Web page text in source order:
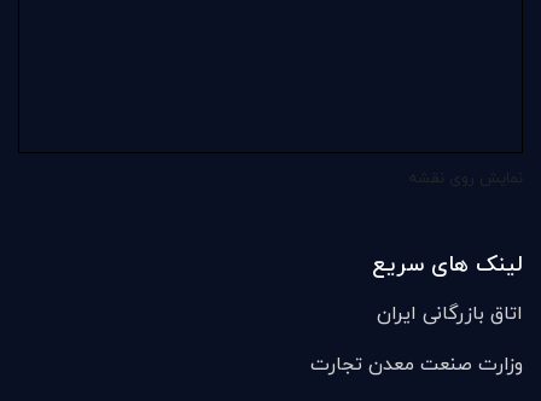
لینک های سریع
اتاق بازرگانی ایران
وزارت صنعت معدن تجارت